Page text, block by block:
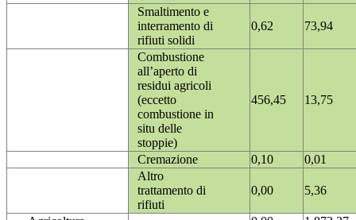
Smaltimento e
interramento di
rifiuti solidi
0,62 73,94
Combustione
all’aperto di
residui agricoli
(eccetto
combustione in
situ delle
stoppie)
456,45 13,75
Cremazione 0,10
0,01
Altro
trattamento di
rifiuti
0,00 5,36